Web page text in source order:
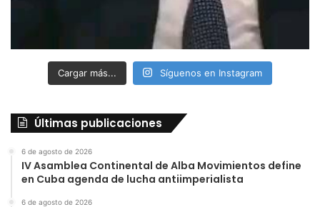
Cargar más... Síguenos en Instagram
Últimas publicaciones
6 de agosto de 2026
IV Asamblea Continental de Alba Movimientos define
en Cuba agenda de lucha antiimperialista
6 de agosto de 2026